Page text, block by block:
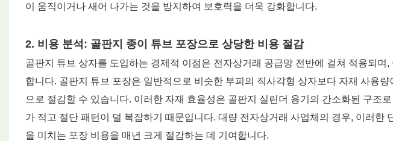
이 움직이거나 새어 나가는 것을 방지하여 보호력을 더욱 강화합니다.
2. 비용 분석: 골판지 종이 튜브 포장으로 상당한 비용 절감
골판지 튜브 상자를 도입하는 경제적 이점은 전자상거래 공급망 전반에 걸쳐 적용되며
합니다. 골판지 튜브 포장은 일반적으로 비슷한 부피의 직사각형 상자보다 자재 사용
으로 절감할 수 있습니다. 이러한 자재 효율성은 골판지 실린더 용기의 간소화된 구조
가 적고 절단 패턴이 덜 복잡하기 때문입니다. 대량 전자상거래 사업체의 경우, 이러한
을 미치는 포장 비용을 매년 크게 절감하는 데 기여합니다.